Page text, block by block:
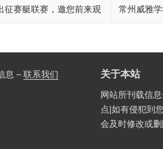
征赛艇联赛，邀您前来观
常州威雅
息 –联系我们 关于本站
网站所刊载信
点|如有侵犯到
会及时修改或删